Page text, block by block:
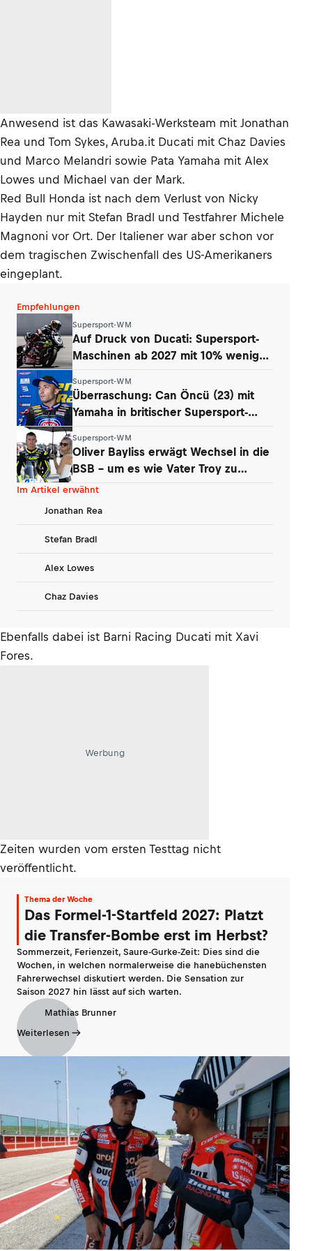
Anwesend ist das Kawasaki-Werksteam mit Jonathan
Rea und Tom Sykes, Aruba.it Ducati mit Chaz Davies
und Marco Melandri sowie Pata Yamaha mit Alex
Lowes und Michael van der Mark.
Red Bull Honda ist nach dem Verlust von Nicky
Hayden nur mit Stefan Bradl und Testfahrer Michele
Magnoni vor Ort. Der Italiener war aber schon vor
dem tragischen Zwischenfall des US-Amerikaners
eingeplant.
Empfehlungen
Supersport-WM
Auf Druck von Ducati: Supersport-
Maschinen ab 2027 mit 10% weniger
Supersport-WM
Überraschung: Can Öncü (23) mit
Yamaha in britischer Supersport-
Supersport-WM
Oliver Bayliss erwägt Wechsel in die
BSB – um es wie Vater Troy zu
machen?
Im Artikel erwähnt
Jonathan Rea
Stefan Bradl
Alex Lowes
Chaz Davies
Ebenfalls dabei ist Barni Racing Ducati mit Xavi
Fores.
Werbung
Zeiten wurden vom ersten Testtag nicht
veröffentlicht.
Thema der Woche
Das Formel-1-Startfeld 2027: Platzt
die Transfer-Bombe erst im Herbst?
Sommerzeit, Ferienzeit, Saure-Gurke-Zeit: Dies sind die
Wochen, in welchen normalerweise die hanebüchensten
Fahrerwechsel diskutiert werden. Die Sensation zur
Saison 2027 hin lässt auf sich warten.
Mathias Brunner
Weiterlesen